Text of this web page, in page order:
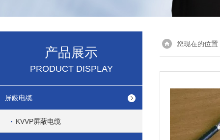
产品展示
PRODUCT DISPLAY
屏蔽电缆
KVVP屏蔽电缆
您现在的位置